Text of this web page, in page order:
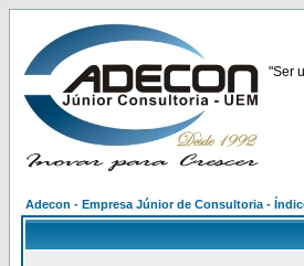
"Ser
Adecon - Empresa Júnior de Consultoria -